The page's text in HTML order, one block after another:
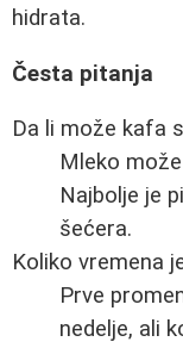
hidrata.
Česta pitanja
Da li može kafa
Mleko
Najbolje je
šećera.
Koliko vremena
Prve
nedelje, ali